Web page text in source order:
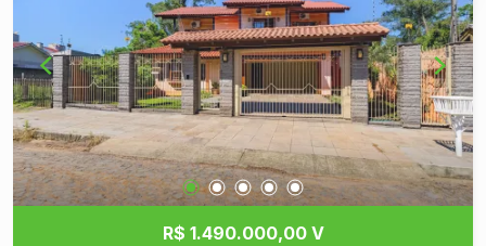
R$ 1.490.000,00 V